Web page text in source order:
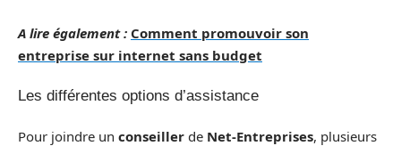
A lire également : Comment promouvoir son
entreprise sur internet sans budget
Les différentes options d’assistance
Pour joindre un conseiller de Net-Entreprises, plusieurs